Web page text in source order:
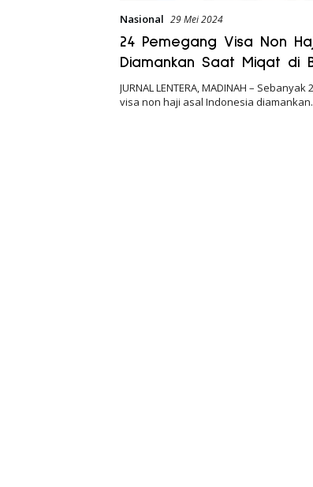
Nasional 29 Mei 2024
24 Pemegang Visa Non
Diamankan Saat Miqat di
JURNAL LENTERA, MADINAH –
visa non haji asal Indonesia